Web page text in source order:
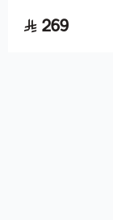
269